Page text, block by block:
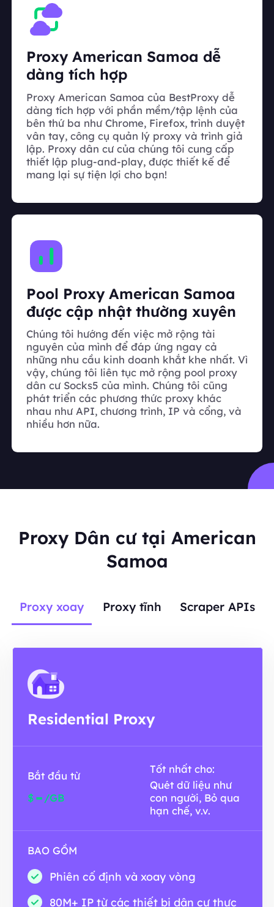
Proxy American Samoa dễ
dàng tích hợp
Proxy American Samoa của BestProxy dễ
dàng tích hợp với phần mềm/tập lệnh của
bên thứ ba như Chrome, Firefox, trình duyệt
vân tay, công cụ quản lý proxy và trình giả
lập. Proxy dân cư của chúng tôi cung cấp
thiết lập plug-and-play, được thiết kế để
mang lại sự tiện lợi cho bạn!
Pool Proxy American Samoa
được cập nhật thường xuyên
Chúng tôi hướng đến việc mở rộng tài
nguyên của mình để đáp ứng ngay cả
những nhu cầu kinh doanh khắt khe nhất. Vì
vậy, chúng tôi liên tục mở rộng pool proxy
dân cư Socks5 của mình. Chúng tôi cũng
phát triển các phương thức proxy khác
nhau như API, chương trình, IP và cổng, và
nhiều hơn nữa.
Proxy Dân cư tại American
Samoa
Proxy xoay Proxy tĩnh Scraper APIs
Residential Proxy
Bắt đầu từ
$- /GB
Tốt nhất cho:
Quét dữ liệu như
con người, Bỏ qua
hạn chế, v.v.
BAO GỒM
Phiên cố định và xoay vòng
80M+ IP từ các thiết bị dân cư thực